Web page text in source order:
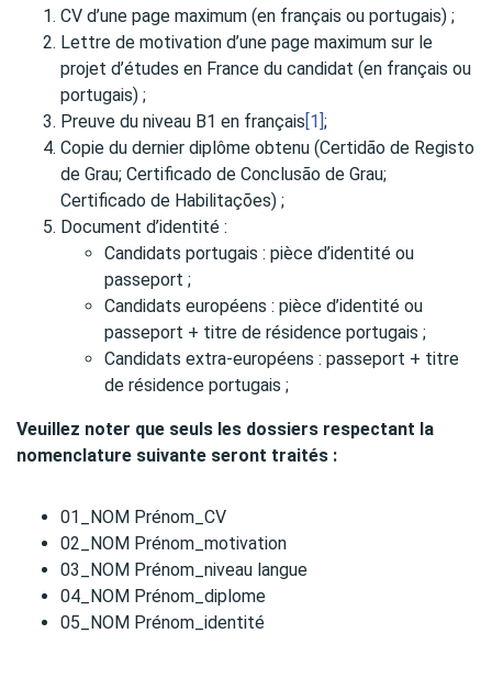
CV d’une page maximum (en français ou portugais) ;
Lettre de motivation d’une page maximum sur le
projet d’études en France du candidat (en français ou
portugais) ;
Preuve du niveau B1 en français [1] ;
Copie du dernier diplôme obtenu (Certidão de Registo
de Grau; Certificado de Conclusão de Grau;
Certificado de Habilitações) ;
Document d’identité :
Candidats portugais : pièce d’identité ou
passeport ;
Candidats européens : pièce d’identité ou
passeport + titre de résidence portugais ;
Candidats extra-européens : passeport + titre
de résidence portugais ;
Veuillez noter que seuls les dossiers respectant la
nomenclature suivante seront traités :
01_NOM Prénom_CV
02_NOM Prénom_motivation
03_NOM Prénom_niveau langue
04_NOM Prénom_diplome
05_NOM Prénom_identité